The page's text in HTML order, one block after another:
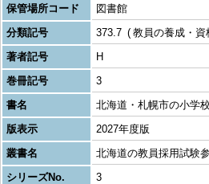
保管場所コード
図書館
分類記号
373.7
教員の養成・資
著者記号
H
巻冊記号
3
書名
北海道・札幌市の小学
版表示
2027年度版
叢書名
北海道の教員採用試験
シリーズNo.
3